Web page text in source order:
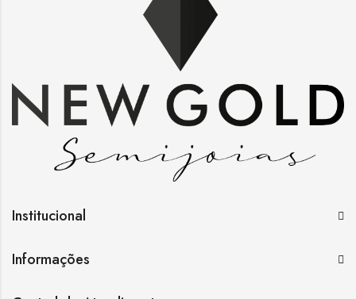
Institucional
Informações